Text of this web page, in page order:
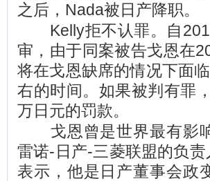
之后，Nada被日产降职。
Kelly拒不认罪。自
审，由于同案被告戈恩在
将在戈恩缺席的情况下面
右的时间。如果被判有罪
万日元的罚款。
戈恩曾是世界最有影响
雷诺-日产-三菱联盟的负
表示，他是日产董事会政